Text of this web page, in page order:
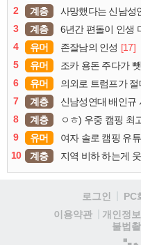
2
계층 사망했다는 신남성
3
계층 6년간 편돌이 인생
4
유머 존잘남의 인성 [17]
5
유머 조카 용돈 주다가
6
유머 의외로 트럼프가
7
계층 신남성연대 배인규
8
계층 ㅇㅎ) 우중 캠핑 최
9
유머 여자 솔로 캠핑 유
10
계층 지역 비하 하는게
로그인 PC
이용약관
개인정
불법